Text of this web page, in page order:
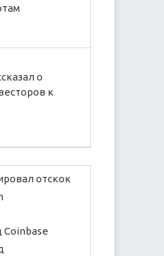
о
к
отскок